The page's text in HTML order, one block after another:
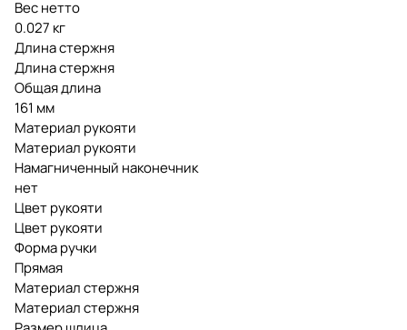
Вес нетто
0.027 кг
Длина стержня
Длина стержня
Общая длина
161 мм
Материал рукояти
Материал рукояти
Намагниченный наконечник
нет
Цвет рукояти
Цвет рукояти
Форма ручки
Прямая
Материал стержня
Материал стержня